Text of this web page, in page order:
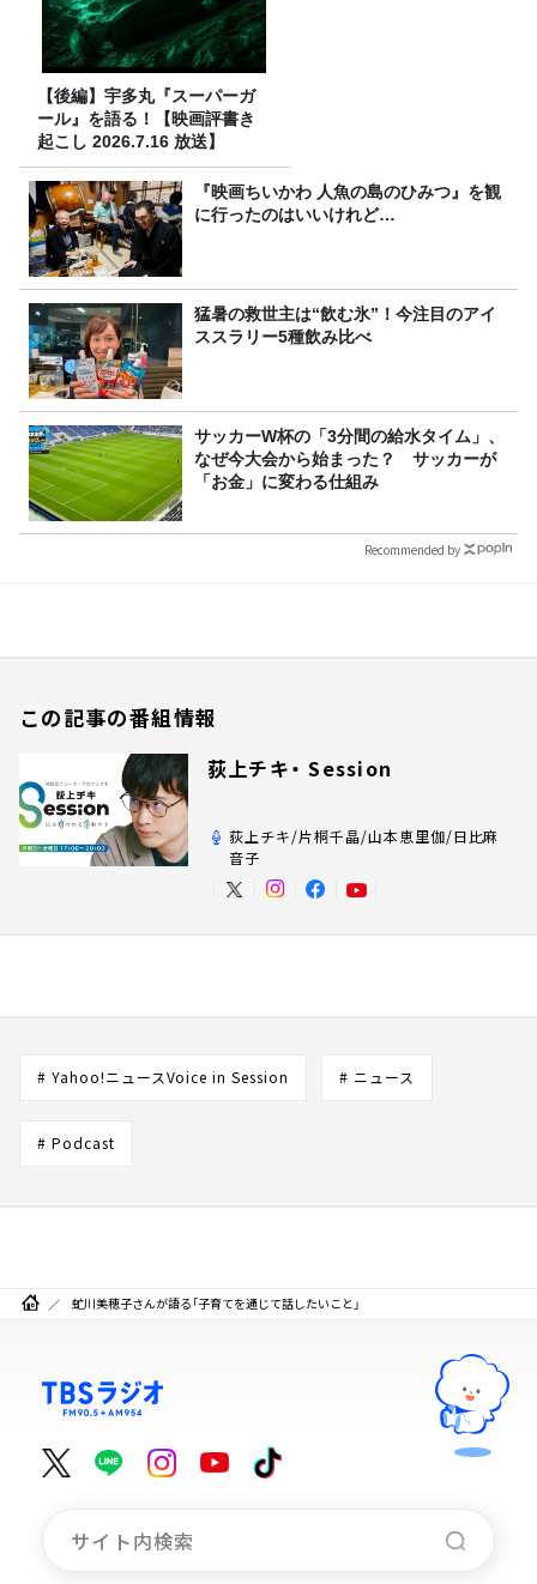
【後編】宇多丸『スーパーガ
ール』を語る！【映画評書き
起こし 2026.7.16 放送】
『映画ちいかわ 人魚の島のひみつ』を観
に行ったのはいいけれど…
猛暑の救世主は“飲む氷”！今注目のアイ
ススラリー5種飲み比べ
サッカーW杯の「3分間の給水タイム」、
なぜ今大会から始まった？ サッカーが
「お金」に変わる仕組み
Recommended by
この記事の番組情報
荻上チキ・ Session
荻上チキ/片桐千晶/山本恵里伽/日比麻
音子
# Yahoo!ニュースVoice in Session # ニュース
# Podcast
虻川美穂子さんが語る「子育てを通じて話したいこと」